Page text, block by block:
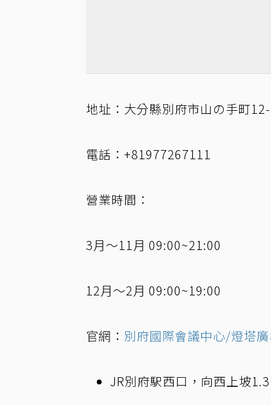
地址：大分縣別府市山の手町
電話：+81977267111
營業時間：
3月～11月 09:00~21:00
12月～2月 09:00~19:00
官網： 別府國際會議中心/燈塔
JR別府駅西口，向西上坡